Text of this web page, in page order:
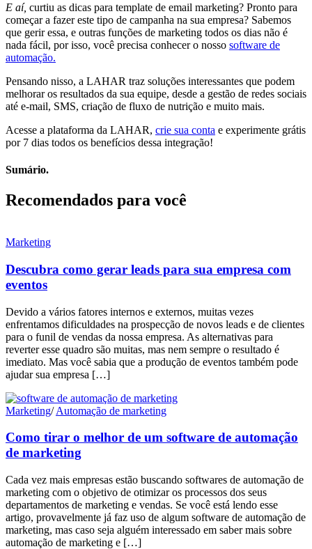
E aí, curtiu as dicas para template de email marketing? Pronto para
começar a fazer este tipo de campanha na sua empresa? Sabemos
que gerir essa, e outras funções de marketing todos os dias não é
nada fácil, por isso, você precisa conhecer o nosso software de
automação.
Pensando nisso, a LAHAR traz soluções interessantes que podem
melhorar os resultados da sua equipe, desde a gestão de redes sociais
até e-mail, SMS, criação de fluxo de nutrição e muito mais.
Acesse a plataforma da LAHAR, crie sua conta e experimente grátis
por 7 dias todos os benefícios dessa integração!
Sumário.
Recomendados para você
Marketing
Descubra como gerar leads para sua empresa com
eventos
Devido a vários fatores internos e externos, muitas vezes
enfrentamos dificuldades na prospecção de novos leads e de clientes
para o funil de vendas da nossa empresa. As alternativas para
reverter esse quadro são muitas, mas nem sempre o resultado é
imediato. Mas você sabia que a produção de eventos também pode
ajudar sua empresa […]
Marketing/Automação de marketing
Como tirar o melhor de um software de automação
de marketing
Cada vez mais empresas estão buscando softwares de automação de
marketing com o objetivo de otimizar os processos dos seus
departamentos de marketing e vendas. Se você está lendo esse
artigo, provavelmente já faz uso de algum software de automação de
marketing, mas caso seja alguém interessado em saber mais sobre
automação de marketing e […]